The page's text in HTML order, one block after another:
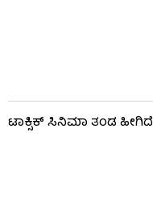
ಟಾಕ್ಸಿಕ್​​​ ಸಿನಿಮಾ ತಂಡ ಹೀಗಿದೆ